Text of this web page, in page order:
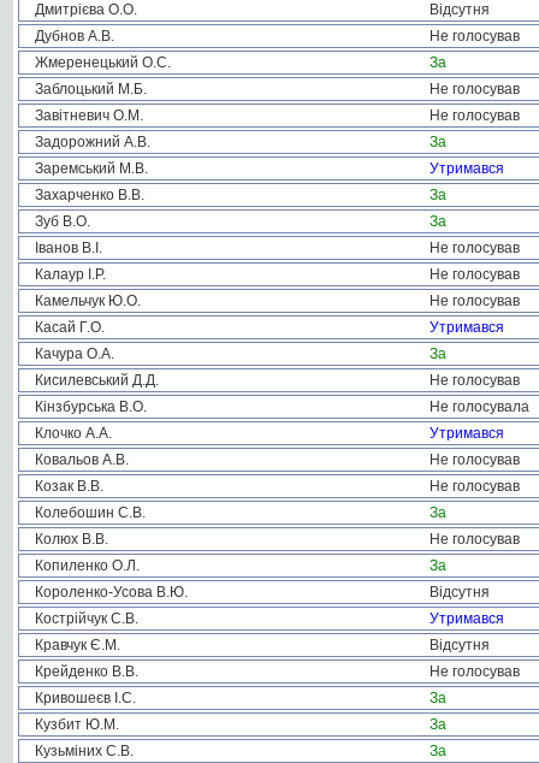
Дмитрієва О.О.
Відсутня
Дубнов А.В.
Не голосував
Жмеренецький О.С.
За
Заблоцький М.Б.
Не голосував
Завітневич О.М.
Не голосував
Задорожний А.В.
За
Заремський М.В.
Утримався
Захарченко В.В.
За
Зуб В.О.
За
Іванов В.І.
Не голосував
Калаур І.Р.
Не голосував
Камельчук Ю.О.
Не голосував
Касай Г.О.
Утримався
Качура О.А.
За
Кисилевський Д.Д.
Не голосував
Кінзбурська В.О.
Не голосувала
Клочко А.А.
Утримався
Ковальов А.В.
Не голосував
Козак В.В.
Не голосував
Колебошин С.В.
За
Колюх В.В.
Не голосував
Копиленко О.Л.
За
Короленко-Усова В.Ю.
Відсутня
Кострійчук С.В.
Утримався
Кравчук Є.М.
Відсутня
Крейденко В.В.
Не голосував
Кривошеєв І.С.
За
Кузбит Ю.М.
За
Кузьміних С.В.
За